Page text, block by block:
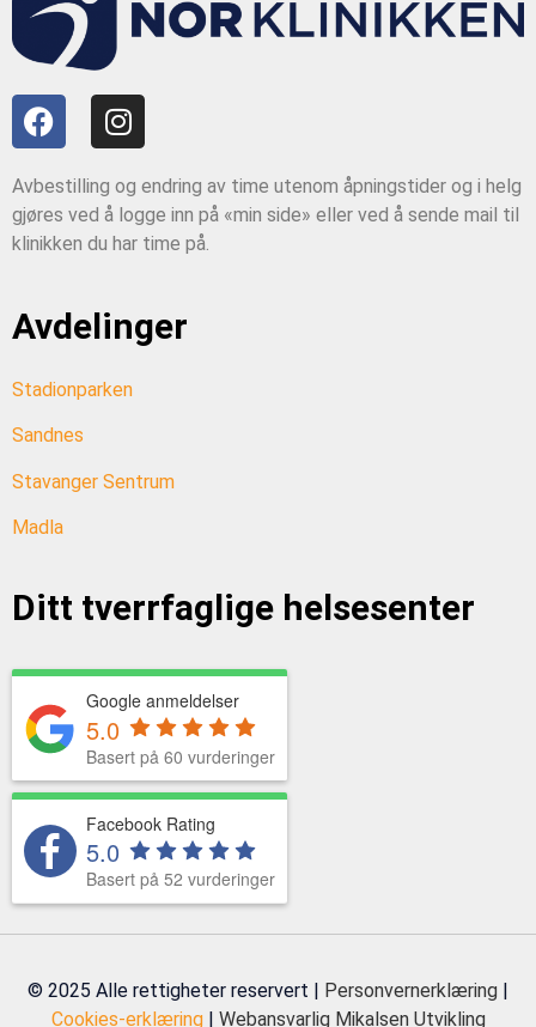
Avbestilling og endring av time utenom åpningstider og i helg
gjøres ved å logge inn på «min side» eller ved å sende mail til
klinikken du har time på.
Avdelinger
Stadionparken
Sandnes
Stavanger Sentrum
Madla
Ditt tverrfaglige helsesenter
Google anmeldelser
5.0
Basert på 60 vurderinger
Facebook Rating
5.0
Basert på 52 vurderinger
© 2025 Alle rettigheter reservert | Personvernerklæring |
Cookies-erklæring| Webansvarlig Mikalsen Utvikling